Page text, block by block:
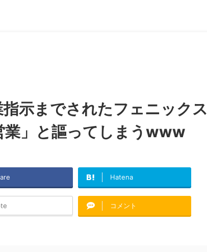
指示までされたフェニックス
業」と謳ってしまうwww
Hatena
コメント